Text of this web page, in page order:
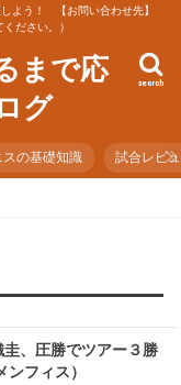
よう！ 【お問い合わせ先】
ださい。）
まで応
グ
search
スの基礎知識 試合レビ
圭、圧勝でツアー３勝
ンフィス）